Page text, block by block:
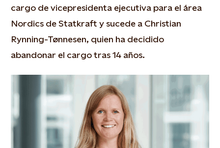
cargo de vicepresidenta ejecutiva para el área
Nordics de Statkraft y sucede a Christian
Rynning-Tønnesen, quien ha decidido
abandonar el cargo tras 14 años.